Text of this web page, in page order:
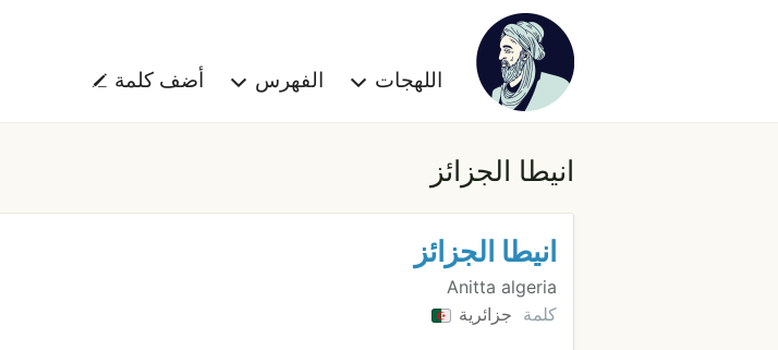
اللهجات الفهرس أضف كلمة
انيطا الجزائز
انيطا الجزائز
Anitta algeria
كلمة جزائرية